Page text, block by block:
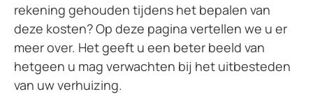
rekening gehouden tijdens het bepalen van
deze kosten? Op deze pagina vertellen we u er
meer over. Het geeft u een beter beeld van
hetgeen u mag verwachten bij het uitbesteden
van uw verhuizing.